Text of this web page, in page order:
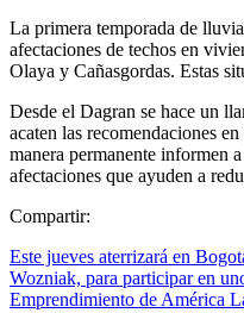
La primera temporada de
afectaciones de techos en
Olaya y Cañasgordas. Estas
Desde el Dagran se hace un
acaten las recomendaciones
manera permanente informen
afectaciones que ayuden a
Compartir:
Este jueves aterrizará en
Wozniak, para participar en
Emprendimiento de América